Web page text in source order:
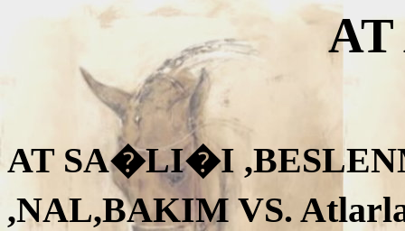
AT SA�LI�I
,NAL,BAKIM VS.